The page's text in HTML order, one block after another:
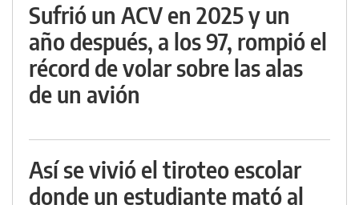
Sufrió un ACV en 2025 y un
año después, a los 97, rompió el
récord de volar sobre las alas
de un avión
Así se vivió el tiroteo escolar
donde un estudiante mató al